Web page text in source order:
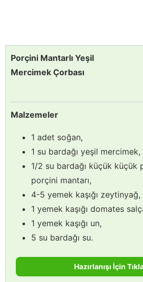
Porçini Mantarlı Yeşil
Mercimek Çorbası
Malzemeler
1 adet soğan,
1 su bardağı yeşil mercimek,
1/2 su bardağı küçük küçük
porçini mantarı,
4-5 yemek kaşığı zeytinyağ,
1 yemek kaşığı domates
1 yemek kaşığı un,
5 su bardağı su.
Hazırlanışı İçin